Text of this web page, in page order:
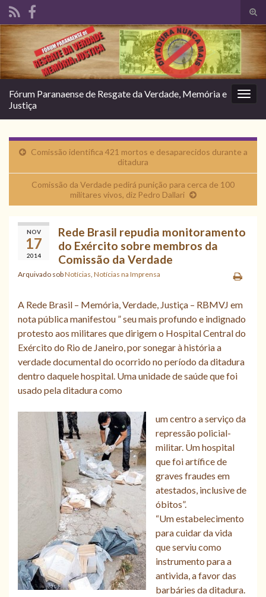
de
Search for:
Fórum Paranaense de Resgate da Verdade, Memória e
Justiça
Comissão identifica 421 mortos e desaparecidos durante a
ditadura
Comissão da Verdade pedirá punição para cerca de 100
militares vivos, diz Pedro Dallari
NOV
17
2014
Rede Brasil repudia monitoramento
do Exército sobre membros da
Comissão da Verdade
Arquivado sobNotícias Notícias na Imprensa
A Rede Brasil – Memória, Verdade, Justiça – RBMVJ em
nota pública manifestou ” seu mais profundo e indignado
protesto aos militares que dirigem o Hospital Central do
Exército do Rio de Janeiro, por sonegar à história a
verdade documental do ocorrido no período da ditadura
dentro daquele hospital. Uma unidade de saúde que foi
usado pela ditadura como
um centro a serviço da
repressão policial-
militar. Um hospital
que foi artífice de
graves fraudes em
atestados, inclusive de
óbitos”.
“Um estabelecimento
para cuidar da vida
que serviu como
instrumento para a
antivida, a favor das
barbáries da ditadura.